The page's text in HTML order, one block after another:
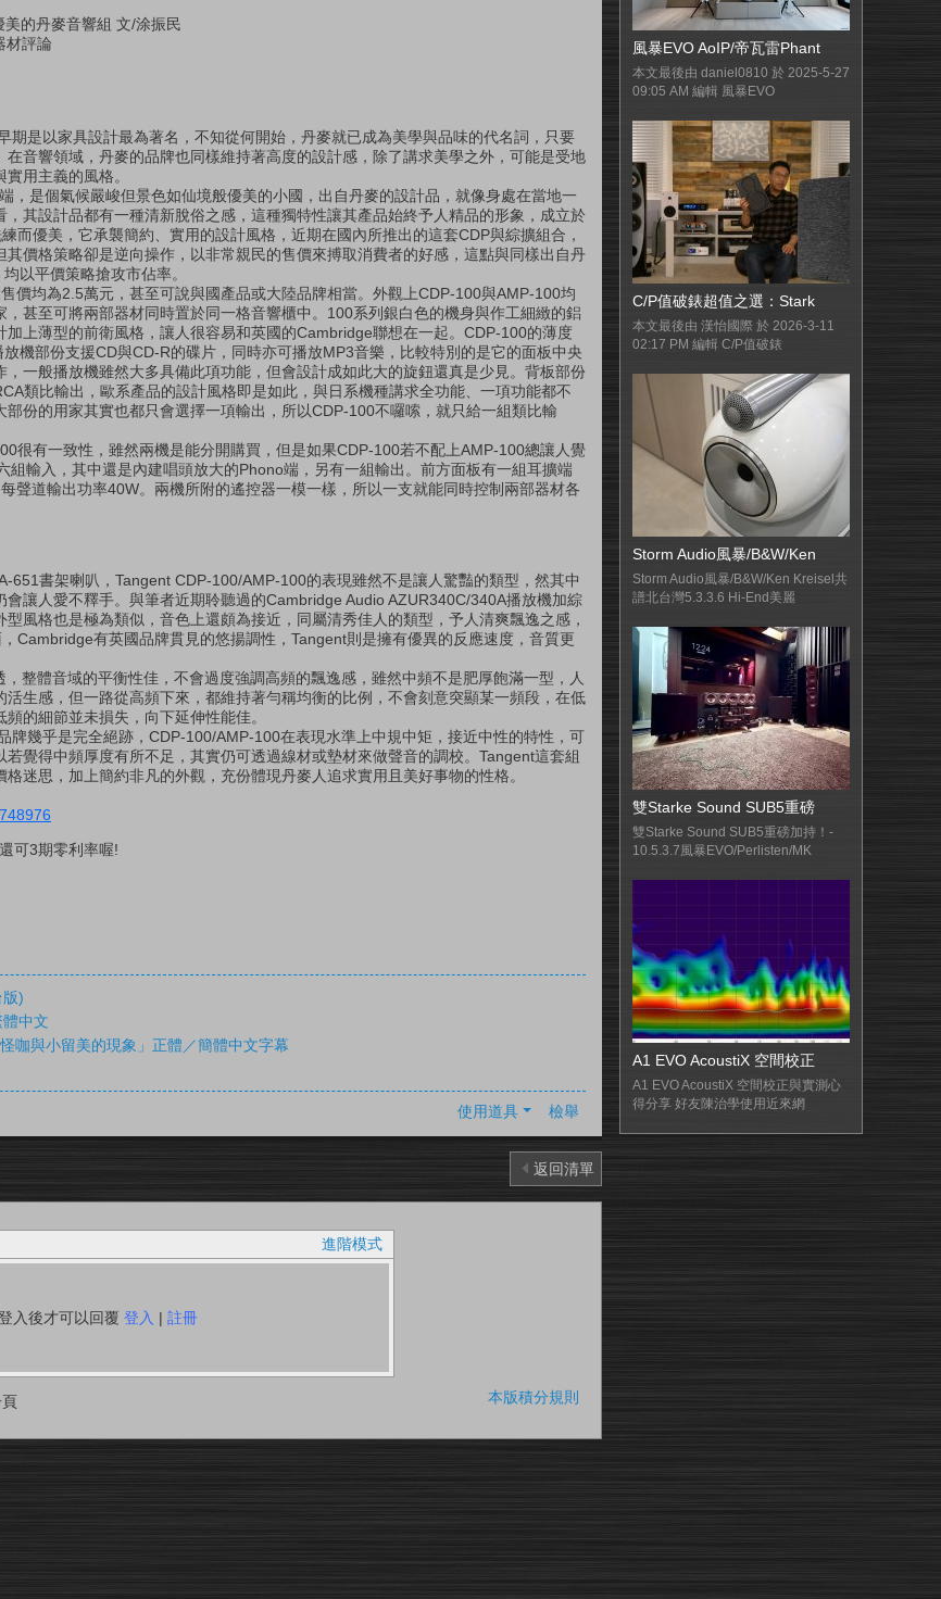
的丹麥音響組 文/涂振民
材評論
是以家具設計最為著名，不知從何開始，丹麥就已成為美學與品味的代名詞，只要
音響領域，丹麥的品牌也同樣維持著高度的設計感，除了講求美學之外，可能是受地
用主義的風格。
是個氣候嚴峻但景色如仙境般優美的小國，出自丹麥的設計品，就像身處在當地一
其設計品都有一種清新脫俗之感，這種獨特性讓其產品始終予人精品的形象，成立於
而優美，它承襲簡約、實用的設計風格，近期在國內所推出的這套CDP與綜擴組合，
價格策略卻是逆向操作，以非常親民的售價來搏取消費者的好感，這點與同樣出自丹
以平價策略搶攻市佔率。
均為2.5萬元，甚至可說與國產品或大陸品牌相當。外觀上CDP-100與AMP-100均
甚至可將兩部器材同時置於同一格音響櫃中。100系列銀白色的機身與作工細緻的鋁
加上薄型的前衛風格，讓人很容易和英國的Cambridge聯想在一起。CDP-100的薄度
機部份支援CD與CD-R的碟片，同時亦可播放MP3音樂，比較特別的是它的面板中央
一般播放機雖然大多具備此項功能，但會設計成如此大的旋鈕還真是少見。背板部份
類比輸出，歐系產品的設計風格即是如此，與日系機種講求全功能、一項功能都不
份的用家其實也都只會選擇一項輸出，所以CDP-100不囉嗦，就只給一組類比輸
有一致性，雖然兩機是能分開購買，但是如果CDP-100若不配上AMP-100總讓人覺
組輸入，其中還是內建唱頭放大的Phono端，另有一組輸出。前方面板有一組耳擴端
聲道輸出功率40W。兩機所附的遙控器一模一樣，所以一支就能同時控制兩部器材各
書架喇叭，Tangent CDP-100/AMP-100的表現雖然不是讓人驚豔的類型，然其中
讓人愛不釋手。與筆者近期聆聽過的Cambridge Audio AZUR340C/340A播放機加綜
風格也是極為類似，音色上還頗為接近，同屬清秀佳人的類型，予人清爽飄逸之感，
Cambridge有英國品牌貫見的悠揚調性，Tangent則是擁有優異的反應速度，音質更
體音域的平衡性佳，不會過度強調高頻的飄逸感，雖然中頻不是肥厚飽滿一型，人
生感，但一路從高頻下來，都維持著勻稱均衡的比例，不會刻意突顯某一頻段，在低
的細節並未損失，向下延伸性能佳。
幾乎是完全絕跡，CDP-100/AMP-100在表現水準上中規中矩，接近中性的特性，可
覺得中頻厚度有所不足，其實仍可透過線材或墊材來做聲音的調校。Tangent這套組
迷思，加上簡約非凡的外觀，充份體現丹麥人追求實用且美好事物的性格。
可3期零利率喔!
)
中文
咖與小留美的現象」正體／簡體中文字幕
使用道具 檢舉
返回清單
進階模式
入後才可以回覆 登入 | 註冊
本版積分規則
風暴EVO AoIP/帝瓦雷Phant
本文最後由 daniel0810 於 2025-5-27
09:05 AM 編輯 風暴EVO
C/P值破錶超值之選：Stark
本文最後由 漢怡國際 於 2026-3-11
02:17 PM 編輯 C/P值破錶
Storm Audio風暴/B&W/Ken
Storm Audio風暴/B&W/Ken Kreisel共
譜北台灣5.3.3.6 Hi-End美麗
雙Starke Sound SUB5重磅
雙Starke Sound SUB5重磅加持！-
10.5.3.7風暴EVO/Perlisten/MK
A1 EVO AcoustiX 空間校正
A1 EVO AcoustiX 空間校正與實測心
得分享 好友陳治學使用近來網